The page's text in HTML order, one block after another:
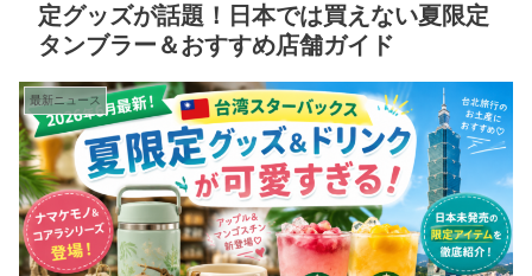
定グッズが話題！日本では買えない夏限定
タンブラー＆おすすめ店舗ガイド
最新ニュース